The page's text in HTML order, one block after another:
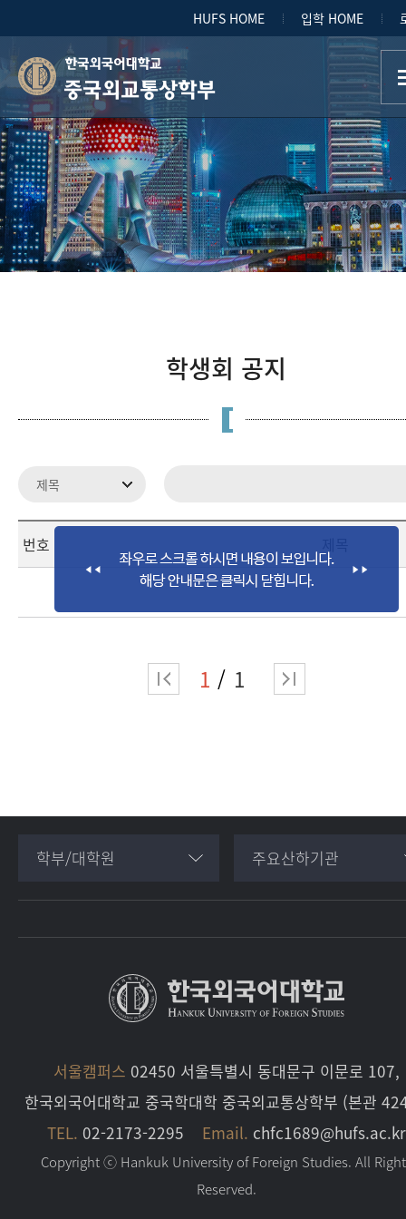
HUFS HOME 입학 HOME
중국외교통상학부
학생회 공지
번호
1 1
학부/대학원 주요산하기관
서울캠퍼스 02450 서울특별시 동대문구 이문로 107,
한국외국어대학교 중국학대학 중국외교통상학부 (본관
TEL. 02-2173-2295 Email. chfc1689@hufs.ac.kr
Copyright ⓒ Hankuk University of Foreign Studies. All
Reserved.